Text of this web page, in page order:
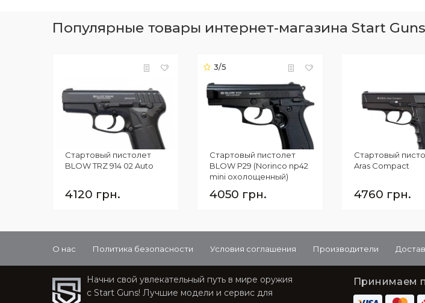
Сумы, Тернополь, Ужгород, Херсон,
Хмельницкий, Черкассы, Чернигов,
Популярные товары интернет-магазина Start
Стартовый пистолет
BLOW TRZ 914 02 Auto
4120 грн.
3/5
Стартовый пистолет
BLOW P29 (Norinco np42
mini охолощенный)
4050 грн.
Стартовый
Aras Compact
4760 грн.
О нас Политика безопасности Условия соглашения Производители
Начни свой увлекательный путь в мире оружия
с Start Guns! Лучшие модели и сервис для
Принимаем